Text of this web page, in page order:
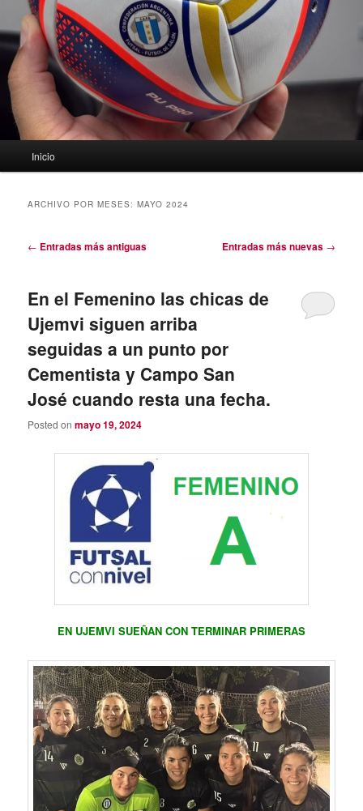
Inicio
ARCHIVO POR MESES:MAYO 2024
Navegación
← Entradas más antiguas Entradas más nuevas →
En el Femenino las chicas de
Ujemvi siguen arriba
seguidas a un punto por
Cementista y Campo San
José cuando resta una fecha.
Posted onmayo 19, 2024
EN UJEMVI SUEÑAN CON TERMINAR PRIMERAS